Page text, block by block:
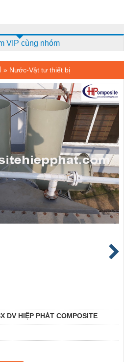
VIP cùng nhóm
» Nước-Vật tư thiết bị
DV HIỆP PHÁT COMPOSITE